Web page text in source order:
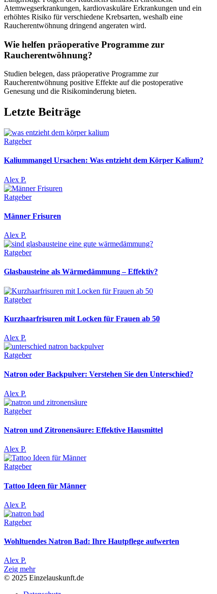
Atemwegserkrankungen, kardiovaskuläre Erkrankungen und ein
erhöhtes Risiko für verschiedene Krebsarten, weshalb eine
Raucherentwöhnung dringend angeraten wird.
Wie helfen präoperative Programme zur
Raucherentwöhnung?
Studien belegen, dass präoperative Programme zur
Raucherentwöhnung positive Effekte auf die postoperative
Genesung und die Risikominderung bieten.
Letzte Beiträge
Ratgeber
Kaliummangel Ursachen: Was entzieht dem Körper Kalium?
Alex P.
Ratgeber
Männer Frisuren
Alex P.
Ratgeber
Glasbausteine als Wärmedämmung – Effektiv?
Ratgeber
Kurzhaarfrisuren mit Locken für Frauen ab 50
Alex P.
Ratgeber
Natron oder Backpulver: Verstehen Sie den Unterschied?
Alex P.
Ratgeber
Natron und Zitronensäure: Effektive Hausmittel
Alex P.
Ratgeber
Tattoo Ideen für Männer
Alex P.
Ratgeber
Wohltuendes Natron Bad: Ihre Hautpflege aufwerten
Alex P.
Zeig mehr
© 2025 Einzelauskunft.de